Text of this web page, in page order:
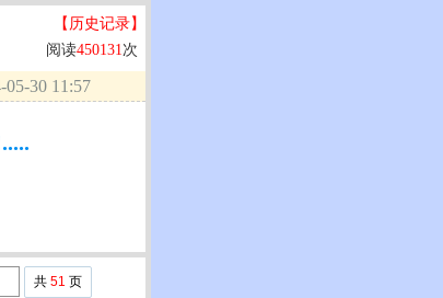
【历史记录】
阅读450131次
30 11:57
共 51 页